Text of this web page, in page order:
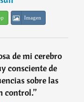
Imagen
de mi cerebro
consciente de
sobre las
control.”